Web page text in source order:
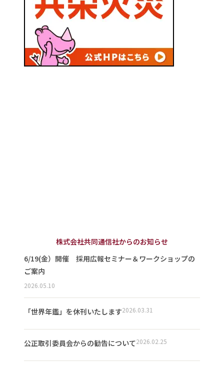
株式会社共同通信社からのお知らせ
6/19(金）開催 採用広報セミナー＆ワークショップの
ご案内
2026.05.10
「世界年鑑」を休刊いたします2026.03.31
公正取引委員会からの勧告について2026.02.25